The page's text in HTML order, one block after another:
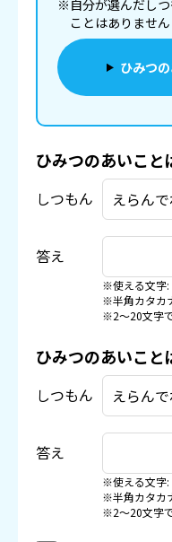
※自分が選んだし
ことはありません
ひみつ
ひみつのあいこ
しつもん
答え
※使える文字:
※半角カタカ
※2〜20文字
ひみつのあいこ
しつもん
答え
※使える文字:
※半角カタカ
※2〜20文字